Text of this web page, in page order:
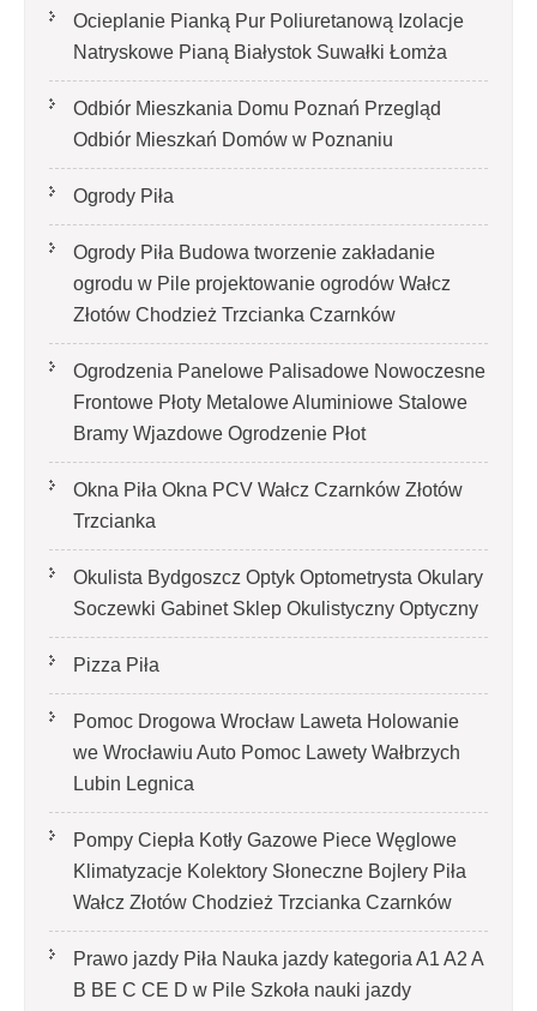
Ocieplanie Pianką Pur Poliuretanową Izolacje
Natryskowe Pianą Białystok Suwałki Łomża
Odbiór Mieszkania Domu Poznań Przegląd
Odbiór Mieszkań Domów w Poznaniu
Ogrody Piła
Ogrody Piła Budowa tworzenie zakładanie
ogrodu w Pile projektowanie ogrodów Wałcz
Złotów Chodzież Trzcianka Czarnków
Ogrodzenia Panelowe Palisadowe Nowoczesne
Frontowe Płoty Metalowe Aluminiowe Stalowe
Bramy Wjazdowe Ogrodzenie Płot
Okna Piła Okna PCV Wałcz Czarnków Złotów
Trzcianka
Okulista Bydgoszcz Optyk Optometrysta Okulary
Soczewki Gabinet Sklep Okulistyczny Optyczny
Pizza Piła
Pomoc Drogowa Wrocław Laweta Holowanie
we Wrocławiu Auto Pomoc Lawety Wałbrzych
Lubin Legnica
Pompy Ciepła Kotły Gazowe Piece Węglowe
Klimatyzacje Kolektory Słoneczne Bojlery Piła
Wałcz Złotów Chodzież Trzcianka Czarnków
Prawo jazdy Piła Nauka jazdy kategoria A1 A2 A
B BE C CE D‎ w Pile Szkoła nauki jazdy